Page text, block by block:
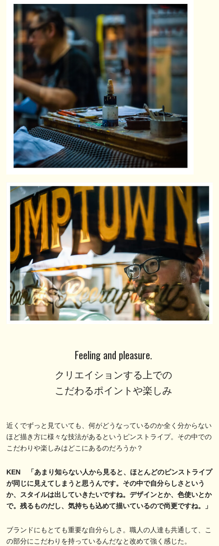
Feeling and pleasure.
クリエイションする上での
こだわるポイントや楽しみ
近くでずっと見ていても、何がどうなっているのか全く分からない
ほど描き方に様々な技法があるというピンストライプ。その中での
こだわりや楽しみはどこにあるのだろうか？
KEN 「あまり知らない人から見ると、ほとんどのピンストライプ
が同じに見えてしまうと思うんです。その中で自分らしさという
か、スタイルは出していきたいですね。デザインとか、色使いとか
で。残るものだし、気持ちも込めて描いているので尚更ですね。」
ブランドにもとても重要な自分らしさ。職人の人達も共通して、こ
の部分にこだわりを持っているんだなと改めて強く感じた。